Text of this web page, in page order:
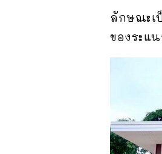
ลักษณะเ
ของระแ